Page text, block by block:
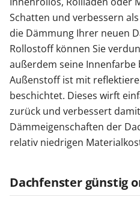
Schatten und verbessern
die Dämmung Ihrer neuen
Rollostoff können Sie
außerdem seine Innenfarbe
Außenstoff ist mit
beschichtet. Dieses wirft
zurück und verbessert
Dämmeigenschaften der
relativ niedrigen
Dachfenster günstig